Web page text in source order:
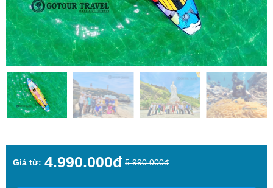
Giá từ: 4.990.000đ 5.990.000đ